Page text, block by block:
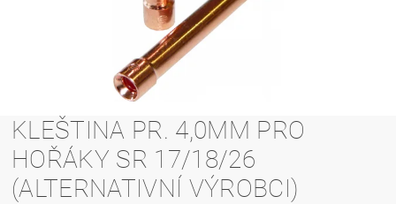
KLEŠTINA PR. 4,0MM PRO
HOŘÁKY SR 17/18/26
(ALTERNATIVNÍ VÝROBCI)